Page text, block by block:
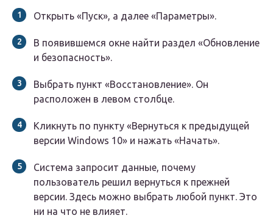
Открыть «Пуск», а далее «Параметры».
В появившемся окне найти раздел «Обновление
и безопасность».
Выбрать пункт «Восстановление». Он
расположен в левом столбце.
Кликнуть по пункту «Вернуться к предыдущей
версии Windows 10» и нажать «Начать».
Система запросит данные, почему
пользователь решил вернуться к прежней
версии. Здесь можно выбрать любой пункт. Это
ни на что не влияет.